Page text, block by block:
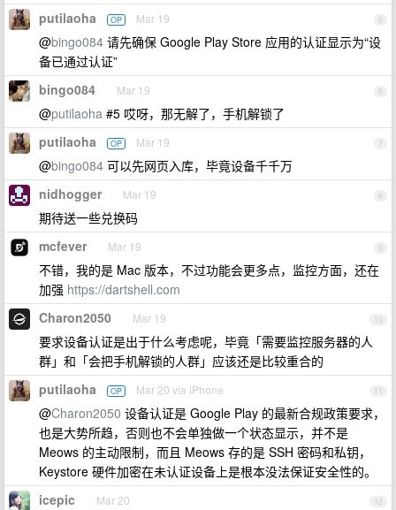
5
putilaoha OP Mar 19
@bingo084 请先确保 Google Play Store 应用的认证显示为“设
备已通过认证”
6
bingo084 Mar 19
@putilaoha #5 哎呀，那无解了，手机解锁了
7
putilaoha OP Mar 19
@bingo084 可以先网页入库，毕竟设备千千万
8
nidhogger Mar 19
期待送一些兑换码
9
mcfever Mar 19
不错，我的是 Mac 版本，不过功能会更多点，监控方面，还在
加强 https://dartshell.com
10
Charon2050 Mar 19
要求设备认证是出于什么考虑呢，毕竟「需要监控服务器的人
群」和「会把手机解锁的人群」应该还是比较重合的
11
putilaoha OP Mar 20 via iPhone
@Charon2050 设备认证是 Google Play 的最新合规政策要求，
也是大势所趋，否则也不会单独做一个状态显示，并不是
Meows 的主动限制，而且 Meows 存的是 SSH 密码和私钥，
Keystore 硬件加密在未认证设备上是根本没法保证安全性的。
12
icepic Mar 20